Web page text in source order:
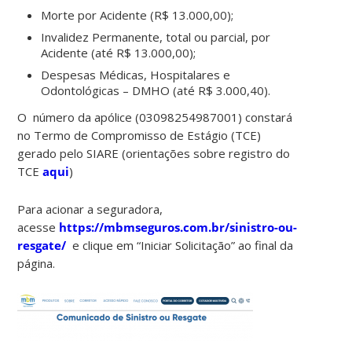
Morte por Acidente (R$ 13.000,00);
Invalidez Permanente, total ou parcial, por
Acidente (até R$ 13.000,00);
Despesas Médicas, Hospitalares e
Odontológicas – DMHO (até R$ 3.000,40).
O número da apólice (03098254987001) constará
no Termo de Compromisso de Estágio (TCE)
gerado pelo SIARE (orientações sobre registro do
TCEaqui)
Para acionar a seguradora,
acesse https://mbmseguros.com.br/sinistro-ou-
resgate/ e clique em “Iniciar Solicitação” ao final da
página.